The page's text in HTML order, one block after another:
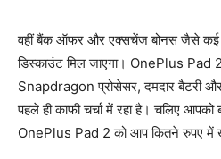
वहीं बैंक ऑफर और एक्सचेंज बोनस जैसे कई
डिस्काउंट मिल जाएगा। OnePlus Pad
Snapdragon प्रोसेसर, दमदार बैटरी
पहले ही काफी चर्चा में रहा है। चलिए
OnePlus Pad 2 को आप कितने रुपए में